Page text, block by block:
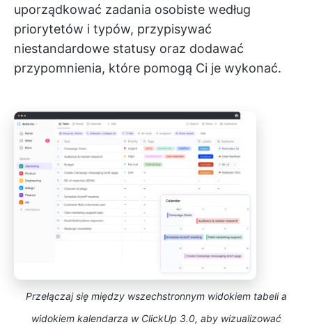
uporządkować zadania osobiste według
priorytetów i typów, przypisywać
niestandardowe statusy oraz dodawać
przypomnienia, które pomogą Ci je wykonać.
Przełączaj się między wszechstronnym widokiem tabeli a
widokiem kalendarza w ClickUp 3.0, aby wizualizować